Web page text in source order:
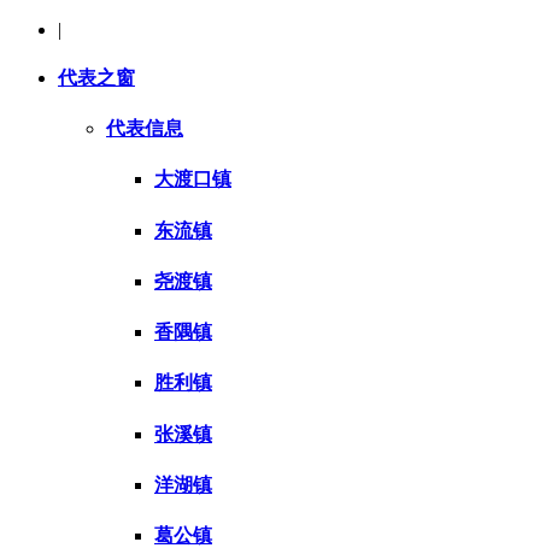
|
代表之窗
代表信息
大渡口镇
东流镇
尧渡镇
香隅镇
胜利镇
张溪镇
洋湖镇
葛公镇